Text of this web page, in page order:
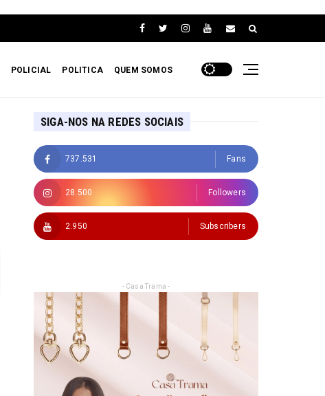
POLICIAL POLITICA QUEM SOMOS
SIGA-NOS NA REDES SOCIAIS
737.531 Fans
28.500 Followers
2.950 Subscribers
- Casa Trama -